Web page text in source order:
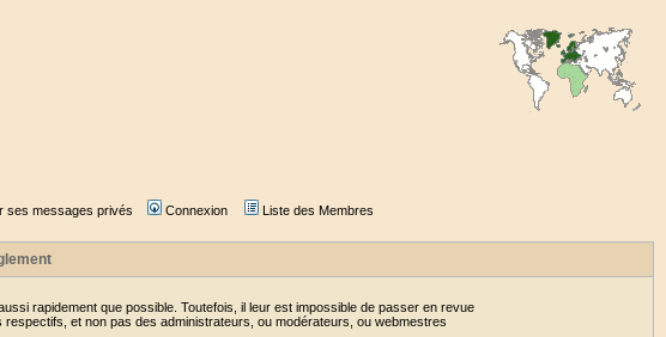
ses messages privés Connexion Liste des Membres
rapidement que possible. Toutefois, il leur est impossible de passer en revue
et non pas des administrateurs, ou modérateurs, ou webmestres